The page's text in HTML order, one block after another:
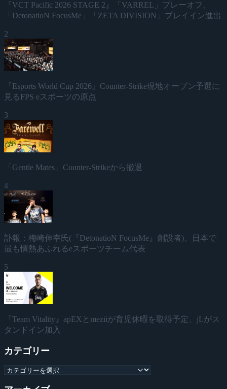
『VCT Pacific 2026 STAGE 2』「VARREL」プレーオフ、
「DetonatioN FocusMe」「ZETA DIVISION」プレイイン進出
2
『Esports World Cup 2026』Counter-Strike現地オープン予選に
見るFPS eスポーツの原点
3
「Gentle Mates」Counter-Strikeから撤退
4
訃報：梅崎伸幸氏(『DetonatioN FocusMe』創設者)、日本で
最も情熱あふれるeスポーツチーム代表
5
『Team Vitality』apEXとmeziiが育児休暇を取得予定、jLがス
タンドイン加入
カテゴリー